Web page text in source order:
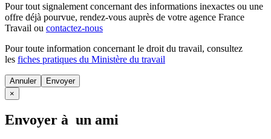
Pour tout signalement concernant des informations inexactes ou une
offre déjà pourvue, rendez-vous auprès de votre agence France
Travail ou contactez-nous
Pour toute information concernant le droit du travail, consultez
les fiches pratiques du Ministère du travail
Annuler
×
Envoyer à un ami